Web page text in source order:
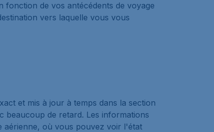
fonction de vos antécédents de voyage
vers laquelle vous vous
et mis à jour à temps dans la section
beaucoup de retard. Les informations
aérienne, où vous pouvez voir l'état